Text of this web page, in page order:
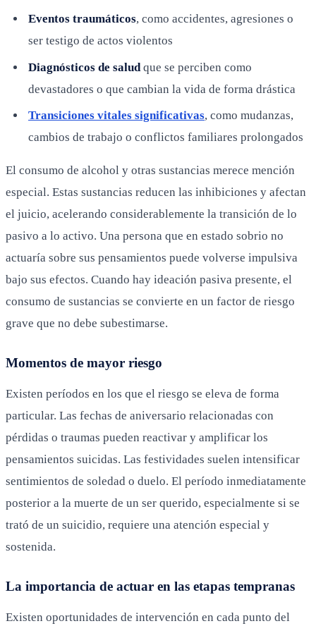
Eventos traumáticos, como accidentes, agresiones o
ser testigo de actos violentos
Diagnósticos de salud que se perciben como
devastadores o que cambian la vida de forma drástica
Transiciones vitales significativas, como mudanzas,
cambios de trabajo o conflictos familiares prolongados
El consumo de alcohol y otras sustancias merece mención
especial. Estas sustancias reducen las inhibiciones y afectan
el juicio, acelerando considerablemente la transición de lo
pasivo a lo activo. Una persona que en estado sobrio no
actuaría sobre sus pensamientos puede volverse impulsiva
bajo sus efectos. Cuando hay ideación pasiva presente, el
consumo de sustancias se convierte en un factor de riesgo
grave que no debe subestimarse.
Momentos de mayor riesgo
Existen períodos en los que el riesgo se eleva de forma
particular. Las fechas de aniversario relacionadas con
pérdidas o traumas pueden reactivar y amplificar los
pensamientos suicidas. Las festividades suelen intensificar
sentimientos de soledad o duelo. El período inmediatamente
posterior a la muerte de un ser querido, especialmente si se
trató de un suicidio, requiere una atención especial y
sostenida.
La importancia de actuar en las etapas tempranas
Existen oportunidades de intervención en cada punto del